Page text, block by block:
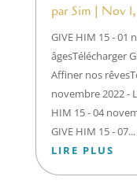
parSim | Nov
GIVE HIM 15 - 01
âgesTélécharger
Affiner nos
novembre 2022 -
HIM 15 - 04
GIVE HIM 15 - 07...
LIRE PLUS